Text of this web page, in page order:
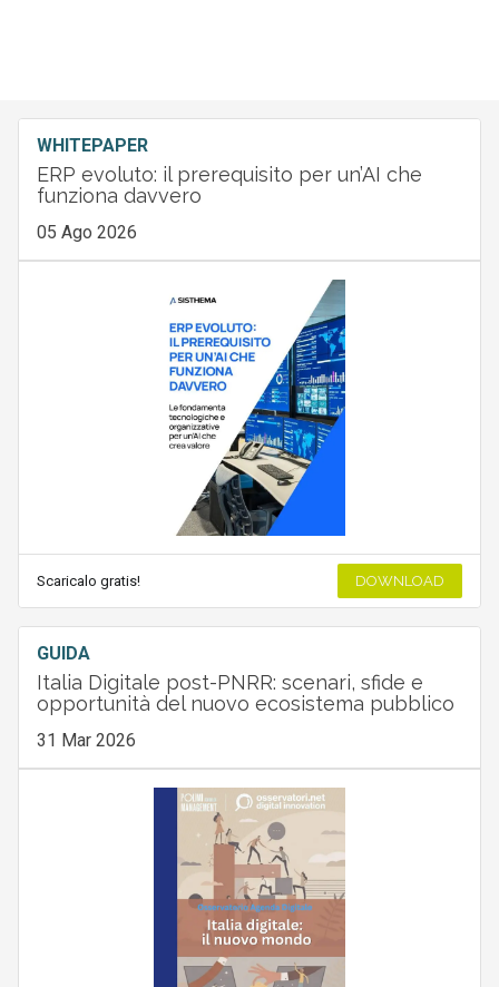
WHITEPAPER
ERP evoluto: il prerequisito per un’AI che
funziona davvero
05 Ago 2026
Scaricalo gratis! DOWNLOAD
GUIDA
Italia Digitale post-PNRR: scenari, sfide e
opportunità del nuovo ecosistema pubblico
31 Mar 2026